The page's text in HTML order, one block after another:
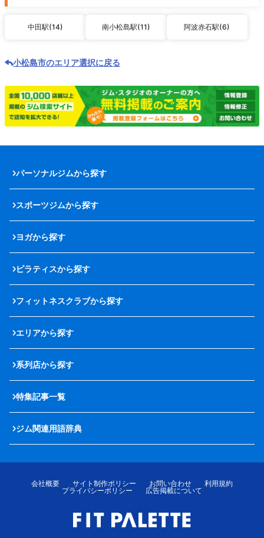
中田駅(14) 南小松島駅(11) 阿波赤石駅(6)
小松島市のエリア選択に戻る
パーソナルジムから探す
スポーツジムから探す
ヨガから探す
ピラティスから探す
フィットネスクラブから探す
エリアから探す
系列店から探す
特集記事一覧
ジム関連用語辞典
会社概要 サイト制作ポリシー お問い合わせ
利用規約
プライバシーポリシー
広告掲載について